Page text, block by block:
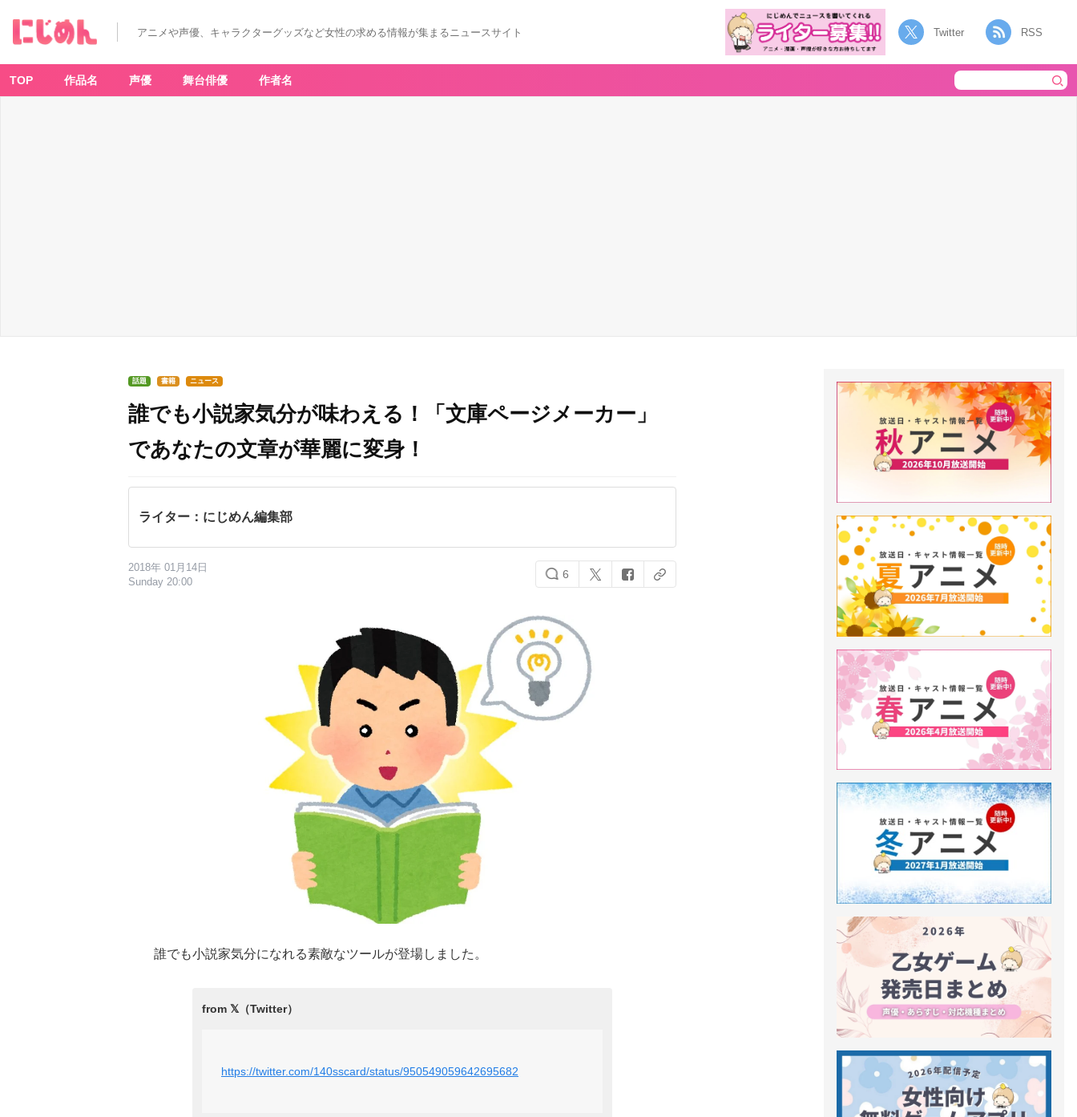
アニメや声優、キャラクターグッズなど女性の求める情報が集まるニュースサイト Twitter RSS
TOP 作品名 声優 舞台俳優 作者名
話題 書籍 ニュース
誰でも小説家気分が味わえる！「文庫ページメーカー」
であなたの文章が華麗に変身！
ライター：にじめん編集部
2018年 01月14日
Sunday 20:00
6
誰でも小説家気分になれる素敵なツールが登場しました。
https://twitter.com/140sscard/status/950549059642695682